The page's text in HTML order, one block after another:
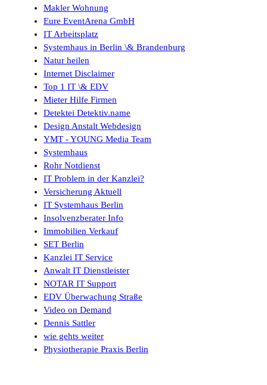
Makler Wohnung
Eure EventArena GmbH
IT Arbeitsplatz
Systemhaus in Berlin \& Brandenburg
Natur heilen
Internet Disclaimer
Top 1 IT \& EDV
Mieter Hilfe Firmen
Detektei Detektiv.name
Design Anstalt Webdesign
YMT - YOUNG Media Team
Systemhaus
Rohr Notdienst
IT Problem in der Kanzlei?
Versicherung Aktuell
IT Systemhaus Berlin
Insolvenzberater Info
Immobilien Verkauf
SET Berlin
Kanzlei IT Service
Anwalt IT Dienstleister
NOTAR IT Support
EDV Überwachung Straße
Video on Demand
Dennis Sattler
wie gehts weiter
Physiotherapie Praxis Berlin